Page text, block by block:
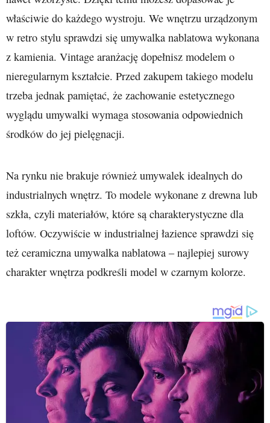
właściwie do każdego wystroju. We wnętrzu urządzonym
w retro stylu sprawdzi się umywalka nablatowa wykonana
z kamienia. Vintage aranżację dopełnisz modelem o
nieregularnym kształcie. Przed zakupem takiego modelu
trzeba jednak pamiętać, że zachowanie estetycznego
wyglądu umywalki wymaga stosowania odpowiednich
środków do jej pielęgnacji.
Na rynku nie brakuje również umywalek idealnych do
industrialnych wnętrz. To modele wykonane z drewna lub
szkła, czyli materiałów, które są charakterystyczne dla
loftów. Oczywiście w industrialnej łazience sprawdzi się
też ceramiczna umywalka nablatowa – najlepiej surowy
charakter wnętrza podkreśli model w czarnym kolorze.